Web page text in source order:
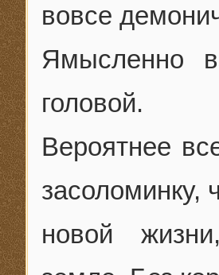
вовсе
Ямысленно
головой.
Вероятнее
засоломинку,
новой